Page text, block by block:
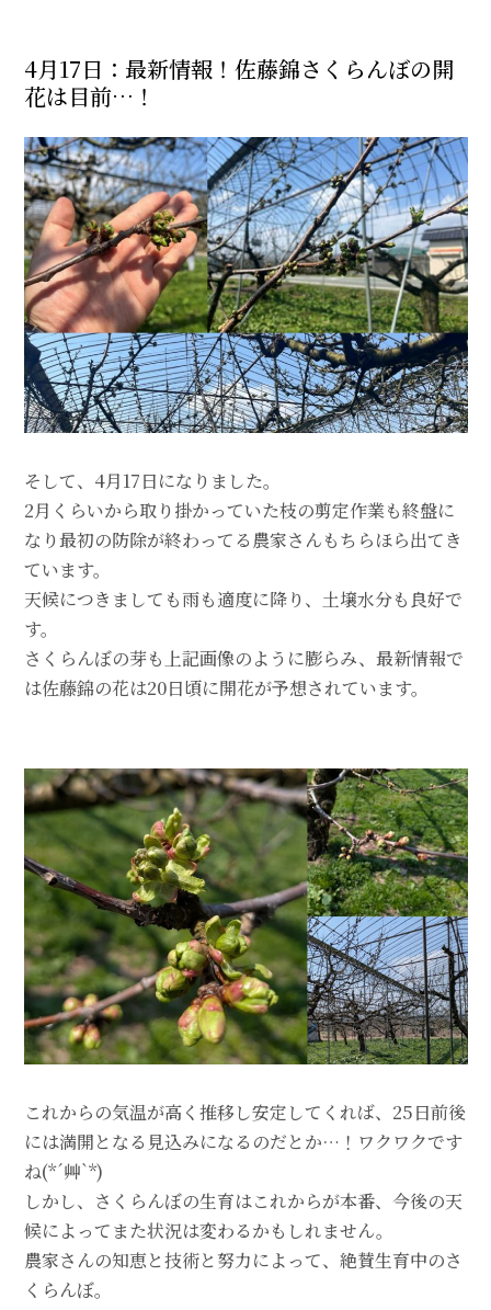
4月17日：最新情報！佐藤錦さくらんぼの開
花は目前…！
そして、4月17日になりました。
2月くらいから取り掛かっていた枝の剪定作業も終盤に
なり最初の防除が終わってる農家さんもちらほら出てき
ています。
天候につきましても雨も適度に降り、土壌水分も良好で
す。
さくらんぼの芽も上記画像のように膨らみ、最新情報で
は佐藤錦の花は20日頃に開花が予想されています。
これからの気温が高く推移し安定してくれば、25日前後
には満開となる見込みになるのだとか…！ワクワクです
ね(*´艸`*)
しかし、さくらんぼの生育はこれからが本番、今後の天
候によってまた状況は変わるかもしれません。
農家さんの知恵と技術と努力によって、絶賛生育中のさ
くらんぼ。